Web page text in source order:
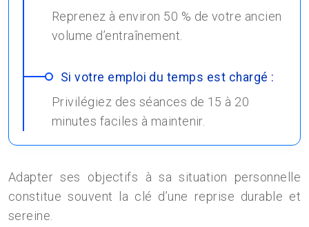
Reprenez à environ 50 % de votre ancien
volume d’entraînement.
Si votre emploi du temps est chargé :
Privilégiez des séances de 15 à 20
minutes faciles à maintenir.
Adapter ses objectifs à sa situation personnelle
constitue souvent la clé d’une reprise durable et
sereine.